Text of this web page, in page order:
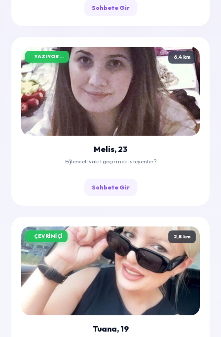
Sohbete Gir
YAZIYOR... 6,4 km
Melis, 23
Eğlenceli vakit geçirmek isteyenler?
Sohbete Gir
ÇEVRIMIÇI 2,8 km
Tuana, 19